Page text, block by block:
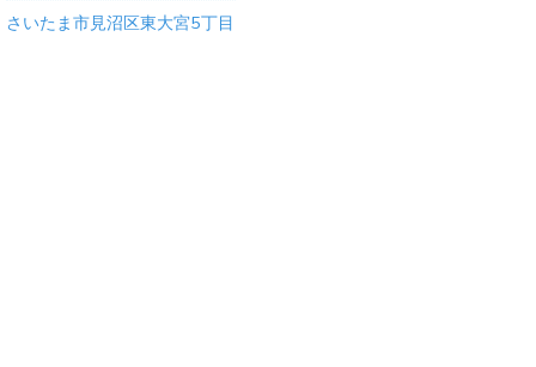
さいたま市見沼区東大宮5丁目